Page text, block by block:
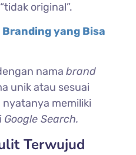
original”.
yang Bisa
namabrand
unik atau sesuai
nyatanya memiliki
Google Search.
Terwujud